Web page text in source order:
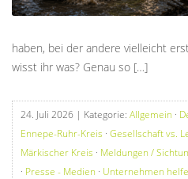
haben, bei der andere vielleicht
wisst ihr was? Genau so […]
24. Juli 2026 | Kategorie: Allgemein ·
Ennepe-Ruhr-Kreis · Gesellschaft vs.
Märkischer Kreis · Meldungen /
· Presse - Medien · Unternehmen